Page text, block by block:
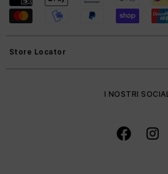
Store Locator
I NOSTRI SOCIAL